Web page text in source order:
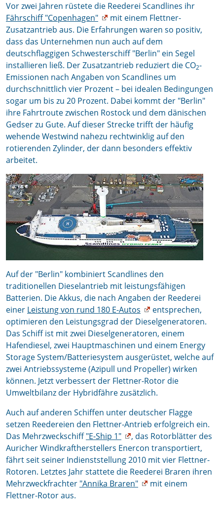
Vor zwei Jahren rüstete die Reederei Scandlines ihr
Fährschiff "Copenhagen"
mit einem Flettner-
Zusatzantrieb aus. Die Erfahrungen waren so positiv,
dass das Unternehmen nun auch auf dem
deutschflaggigen Schwesterschiff "Berlin" ein Segel
installieren ließ. Der Zusatzantrieb reduziert die CO2-
Emissionen nach Angaben von Scandlines um
durchschnittlich vier Prozent – bei idealen Bedingungen
sogar um bis zu 20 Prozent. Dabei kommt der "Berlin"
ihre Fahrtroute zwischen Rostock und dem dänischen
Gedser zu Gute. Auf dieser Strecke trifft der häufig
wehende Westwind nahezu rechtwinklig auf den
rotierenden Zylinder, der dann besonders effektiv
arbeitet.
Auf der "Berlin" kombiniert Scandlines den
traditionellen Dieselantrieb mit leistungsfähigen
Batterien. Die Akkus, die nach Angaben der Reederei
einer Leistung von rund 180 E-Autos
entsprechen,
optimieren den Leistungsgrad der Dieselgeneratoren.
Das Schiff ist mit zwei Dieselgeneratoren, einem
Hafendiesel, zwei Hauptmaschinen und einem Energy
Storage System/Batteriesystem ausgerüstet, welche auf
zwei Antriebssysteme (Azipull und Propeller) wirken
können. Jetzt verbessert der Flettner-Rotor die
Umweltbilanz der Hybridfähre zusätzlich.
Auch auf anderen Schiffen unter deutscher Flagge
setzen Reedereien den Flettner-Antrieb erfolgreich ein.
Das Mehrzweckschiff"E-Ship 1"
, das Rotorblätter des
Auricher Windkraftherstellers Enercon transportiert,
fährt seit seiner Indienststellung 2010 mit vier Flettner-
Rotoren. Letztes Jahr stattete die Reederei Braren ihren
Mehrzweckfrachter "Annika Braren"
mit einem
Flettner-Rotor aus.